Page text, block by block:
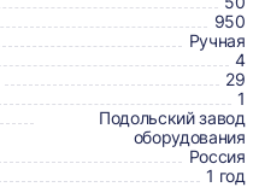
950
Ручная
4
29
1
Подольский завод
оборудования
Россия
1 год